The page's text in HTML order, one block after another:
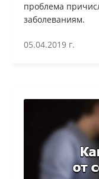
проблема
заболеваниям.
05.04.2019 г.